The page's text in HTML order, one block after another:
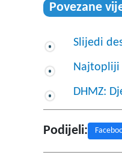
Povezane
Slijedi
Najtopliji
DHMZ:
Podijeli: